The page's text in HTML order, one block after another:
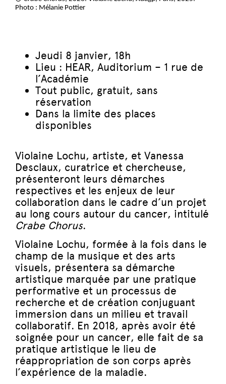
Photo : Mélanie Pottier
Jeudi 8 janvier, 18h
Lieu : HEAR, Auditorium – 1 rue de
l’Académie
Tout public, gratuit, sans
réservation
Dans la limite des places
disponibles
Violaine Lochu, artiste, et Vanessa
Desclaux, curatrice et chercheuse,
présenteront leurs démarches
respectives et les enjeux de leur
collaboration dans le cadre d’un projet
au long cours autour du cancer, intitulé
Crabe Chorus.
Violaine Lochu, formée à la fois dans le
champ de la musique et des arts
visuels, présentera sa démarche
artistique marquée par une pratique
performative et un processus de
recherche et de création conjuguant
immersion dans un milieu et travail
collaboratif. En 2018, après avoir été
soignée pour un cancer, elle fait de sa
pratique artistique le lieu de
réappropriation de son corps après
l’expérience de la maladie.